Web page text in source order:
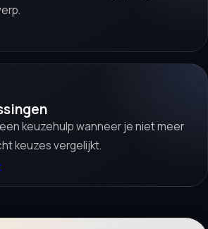
keuzehulp wanneer je niet meer
keuzes vergelijkt.